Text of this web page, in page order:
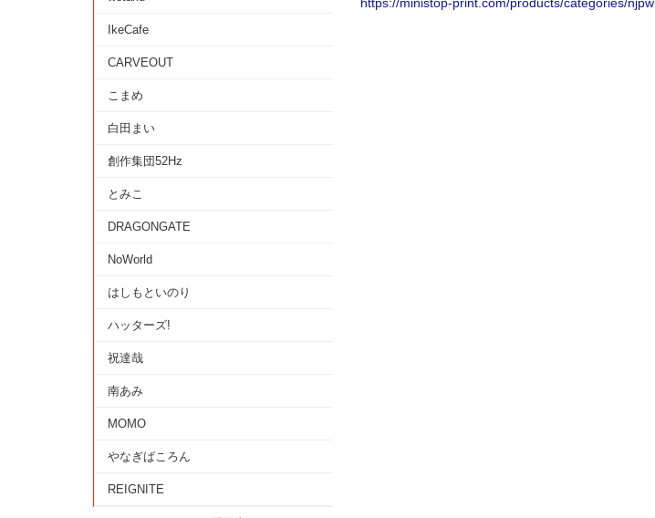
IkeCafe
CARVEOUT
こまめ
白田まい
創作集団52Hz
とみこ
DRAGONGATE
NoWorld
はしもといのり
ハッターズ!
祝達哉
南あみ
MOMO
やなぎばころん
REIGNITE